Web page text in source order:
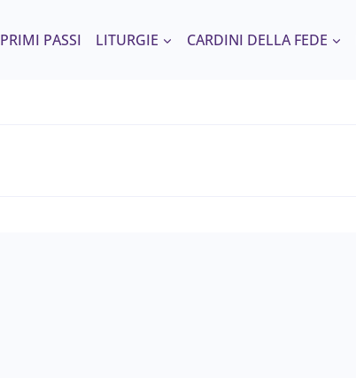
PRIMI PASSI LITURGIE CARDINI DELLA FEDE